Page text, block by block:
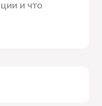
и что